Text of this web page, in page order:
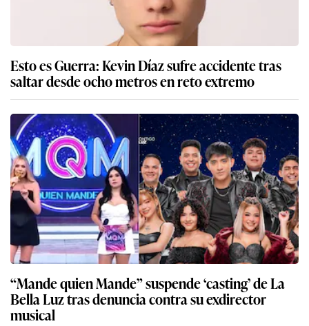
Esto es Guerra: Kevin Díaz sufre accidente tras
saltar desde ocho metros en reto extremo
“Mande quien Mande” suspende ‘casting’ de La
Bella Luz tras denuncia contra su exdirector
musical